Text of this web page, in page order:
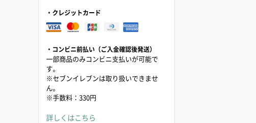
・クレジットカード
・コンビニ前払い（ご入金確認後発送）
一部商品のみコンビニ支払いが可能で
す。
※セブンイレブンは取り扱いできませ
ん。
※手数料：330円
詳しくはこちら